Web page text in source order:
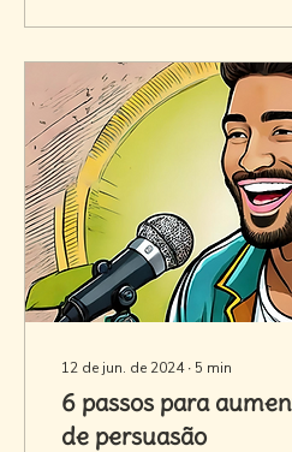
12 de jun. de 2024∙ 5 min
6 passos para
de persuasão